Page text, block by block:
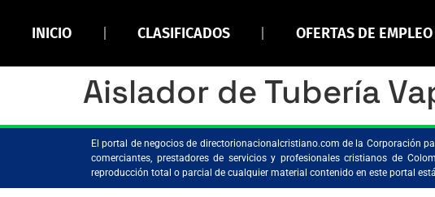
INICIO CLASIFICADOS OFERTAS DE EMPLEO
Aislador de Tubería
El portal de negocios de directorionacionalcristiano.com de la Corporación
comerciantes, prestadores de servicios y profesionales cristianos de
reproducción total o parcial de cualquier material contenido en este portal